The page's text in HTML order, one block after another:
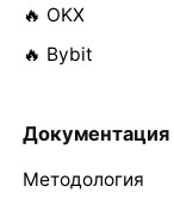
🔥 OKX
🔥 Bybit
Документация
Методология